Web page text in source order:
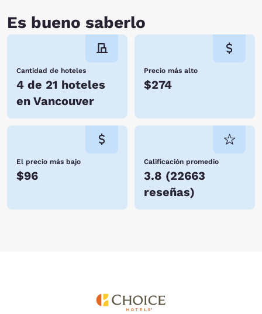
Es bueno saberlo
Cantidad de hoteles
4 de 21 hoteles
en Vancouver
Precio más alto
$274
El precio más bajo
$96
Calificación promedio
3.8 (22663
reseñas)